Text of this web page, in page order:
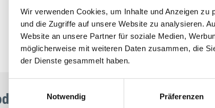
Wir verwenden Cookies, um Inhalte und Anzeigen
und die Zugriffe auf unsere Website zu analysieren.
Website an unsere Partner für soziale Medien,
möglicherweise mit weiteren Daten zusammen, die
der Dienste gesammelt haben.
Notwendig
Präferenzen